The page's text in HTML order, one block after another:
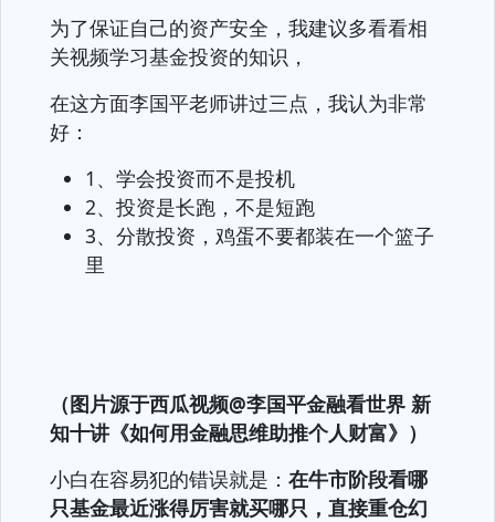
为了保证自己的资产安全，我建议多看看相
关视频学习基金投资的知识，
在这方面李国平老师讲过三点，我认为非常
好：
1、学会投资而不是投机
2、投资是长跑，不是短跑
3、分散投资，鸡蛋不要都装在一个篮子
里
（图片源于西瓜视频@李国平金融看世界 新
知十讲《如何用金融思维助推个人财富》）
小白在容易犯的错误就是： 在牛市阶段看哪
只基金最近涨得厉害就买哪只，直接重仓幻